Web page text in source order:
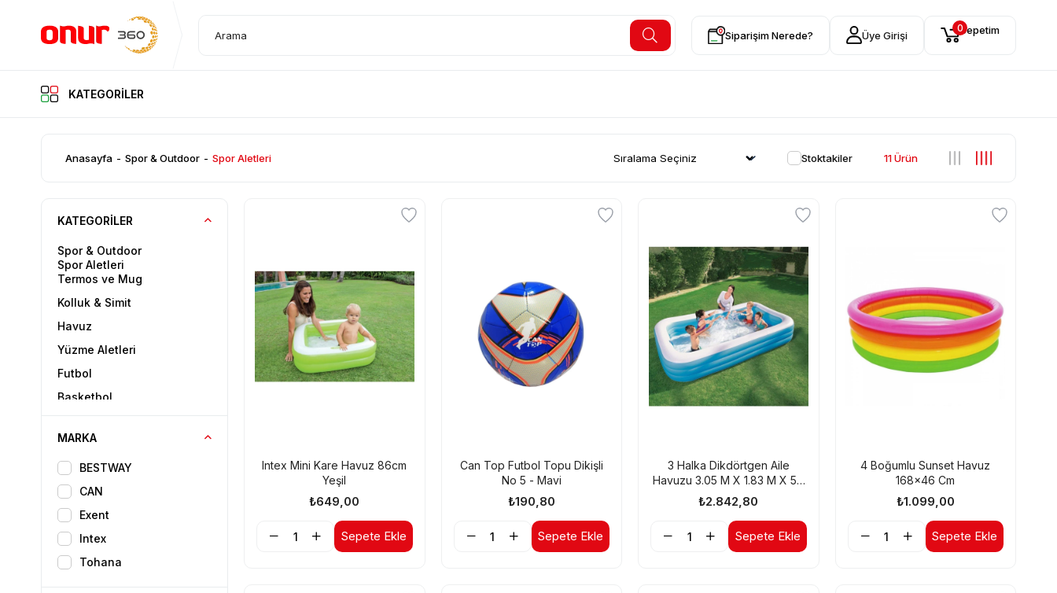
KATEGORİLER Siparişim Nerede? Üye Girişi Sepetim
0
KATEGORİLER
Anasayfa Spor & Outdoor Spor Aletleri Stoktakiler 11 Ürün
KATEGORILER
Spor & Outdoor
Spor Aletleri
Termos ve Mug
Kolluk & Simit
Havuz
Yüzme Aletleri
Futbol
Basketbol
MARKA
BESTWAY
CAN
Exent
Intex
Tohana
Intex Mini Kare Havuz 86cm
Yeşil
₺649,00
Sepete Ekle
Can Top Futbol Topu Dikişli
No 5 - Mavi
₺190,80
Sepete Ekle
3 Halka Dikdörtgen Aile
Havuzu 3.05 M X 1.83 M X 56
Cm.
₺2.842,80
Sepete Ekle
4 Boğumlu Sunset Havuz
168x46 Cm
₺1.099,00
Sepete Ekle